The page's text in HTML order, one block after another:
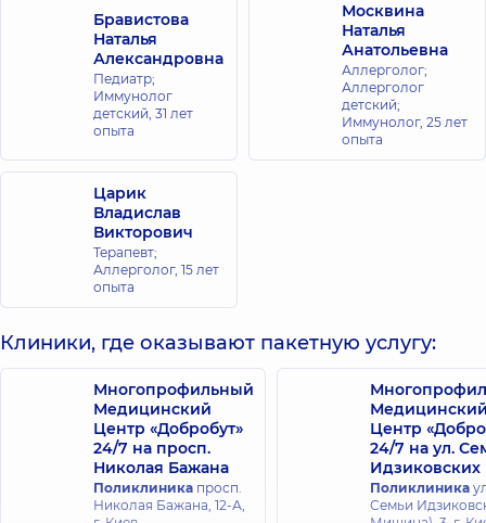
Бравистова
Наталья
Александровна
Педиатр;
Иммунолог
детский, 31 лет
опыта
Москвина
Наталья
Анатольевна
Аллерголог;
Аллерголог
детский;
Иммунолог, 25 лет
опыта
Царик
Владислав
Викторович
Терапевт;
Аллерголог, 15 лет
опыта
Клиники, где оказывают пакетную услугу:
Многопрофильный
Медицинский
Центр «Добробут»
24/7 на просп.
Николая Бажана
Поликлиника просп.
Николая Бажана, 12-А,
Центр
24/7 на ул.
Идзиковских
Поликлиника
Семьи